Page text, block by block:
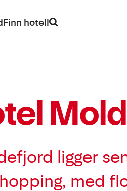
Finn hotell
ligger
med